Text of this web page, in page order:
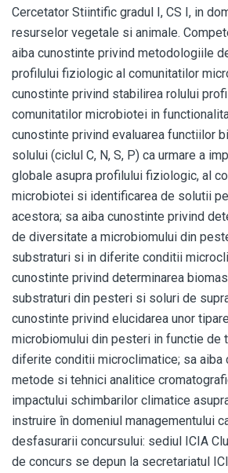
Cercetator Stiintific gradul I, CS I, in
resurselor vegetale si animale.
aiba cunostinte privind metodologiile
profilului fiziologic al comunitatilor
cunostinte privind stabilirea rolului
comunitatilor microbiotei in
cunostinte privind evaluarea functiilor
solului (ciclul C, N, S, P) ca urmare a
globale asupra profilului fiziologic, al
microbiotei si identificarea de solutii
acestora; sa aiba cunostinte privind
de diversitate a microbiomului din
substraturi si in diferite conditii
cunostinte privind determinarea
substraturi din pesteri si soluri de
cunostinte privind elucidarea unor
microbiomului din pesteri in functie de
diferite conditii microclimatice; sa aiba
metode si tehnici analitice
impactului schimbarilor climatice
instruire în domeniul managementului
desfasurarii concursului: sediul ICIA
de concurs se depun la secretariatul